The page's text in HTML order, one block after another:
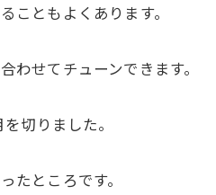
ともよくあります。
せてチューンできます。
切りました。
たところです。